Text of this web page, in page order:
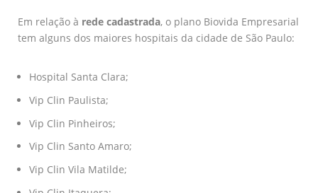
Em relação à rede cadastrada, o plano Biovida Empresarial
tem alguns dos maiores hospitais da cidade de São Paulo:
Hospital Santa Clara;
Vip Clin Paulista;
Vip Clin Pinheiros;
Vip Clin Santo Amaro;
Vip Clin Vila Matilde;